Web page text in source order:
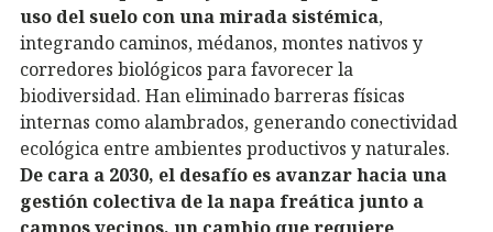
uso del suelo con una mirada sistémica,
integrando caminos, médanos, montes nativos y
corredores biológicos para favorecer la
biodiversidad. Han eliminado barreras físicas
internas como alambrados, generando conectividad
ecológica entre ambientes productivos y naturales.
De cara a 2030, el desafío es avanzar hacia una
gestión colectiva de la napa freática junto a
campos vecinos, un cambio que requiere